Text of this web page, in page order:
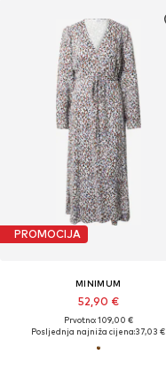
PROMOCIJA
MINIMUM
52,90 €
Prvotno: 109,00 €
Posljednja najniža cijena:37,03 €